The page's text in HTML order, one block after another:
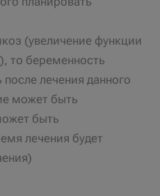
(увеличение функции
то беременность
после лечения данного
может быть
быть
лечения будет